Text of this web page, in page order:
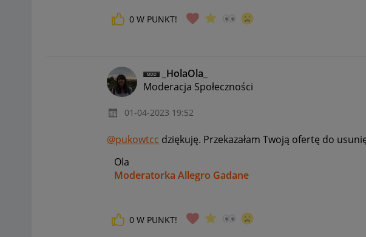
0 W PUNKT!
_HolaOla_
Moderacja Społeczności
‎01-04-2023 19:52
@pukowtcc dziękuję. Przekazałam Twoją ofertę do
Ola
Moderatorka Allegro Gadane
0 W PUNKT!